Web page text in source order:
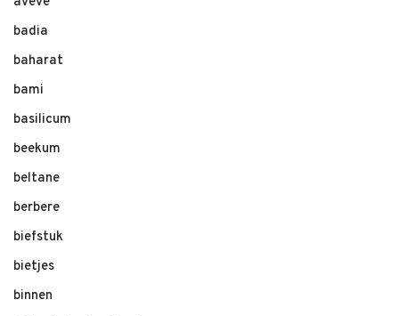
badia
baharat
bami
basilicum
beekum
beltane
berbere
biefstuk
bietjes
binnen